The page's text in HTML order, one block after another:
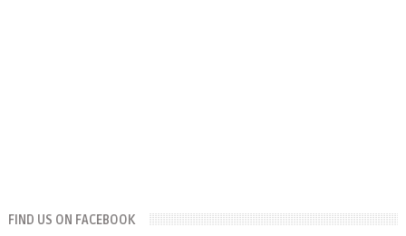
FIND US ON FACEBOOK